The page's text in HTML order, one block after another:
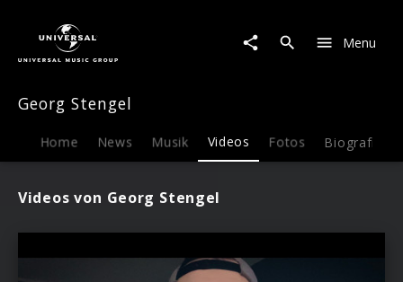
Videos
Menu
Georg Stengel
Home News Musik Videos Fotos Biografie
Videos von Georg Stengel